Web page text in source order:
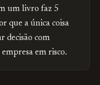
um livro faz 5
que a única coisa
decisão com
em risco.